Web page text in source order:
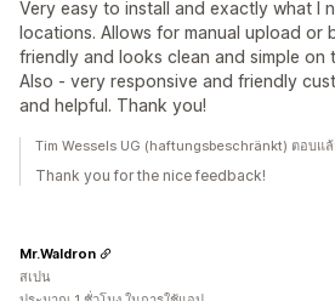
Very easy to install and exactly what I
locations. Allows for manual upload or
friendly and looks clean and simple on
Also - very responsive and friendly
and helpful. Thank you!
Tim Wessels UG (haftungsbeschränkt) ตอบแ
Thank you for the nice feedback!
Mr.Waldron
สเปน